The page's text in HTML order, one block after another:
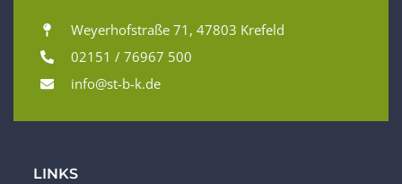
Weyerhofstraße 71, 47803 Krefeld
02151 / 76967 500
info@st-b-k.de
LINKS